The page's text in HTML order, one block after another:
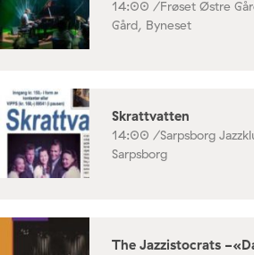
14:00 /Frøset Østre
Gård, Byneset
Skrattvatten
14:00 /Sarpsborg
Sarpsborg
The Jazzistocrats -